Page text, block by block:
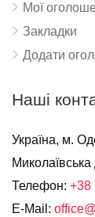
Мої
Закладки
Додати
Наші
Україна, м.
Телефон: +38
E-Mail: